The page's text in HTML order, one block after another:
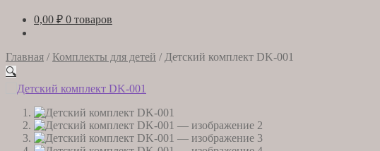
0,00 ₽ 0 товаров
Главная / Комплекты для детей / Детский комплект DK-001
🔍